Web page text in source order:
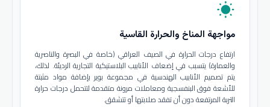
wb_sunny
مواجهة المناخ والحرارة القاسية
ارتفاع درجات الحرارة في الصيف العراقي (خاصة في البصرة والناصرية
والعمارة) يتسبب في إضعاف الأنابيب البلاستيكية التجارية الرديئة. لذلك،
يتم تصميم الأنابيب الهندسية في مجموعة بوير بإضافة مواد مثبتة
للأشعة فوق البنفسجية ومعاملات مرونة متقدمة لتتحمل درجات حرارة
التربة المرتفعة دون أن تفقد صلابتها أو تتشقق.